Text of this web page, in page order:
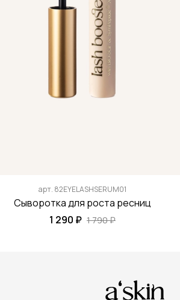
арт. 82EYELASHSERUM01
Сыворотка для роста ресниц
1 290 ₽ 1 790 ₽